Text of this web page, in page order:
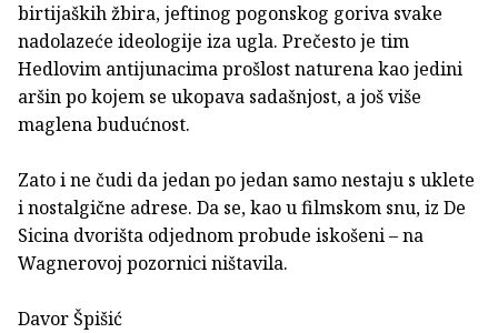
birtijaških žbira, jeftinog pogonskog goriva svake
nadolazeće ideologije iza ugla. Prečesto je tim
Hedlovim antijunacima prošlost naturena kao jedini
aršin po kojem se ukopava sadašnjost, a još više
maglena budućnost.
Zato i ne čudi da jedan po jedan samo nestaju s uklete
i nostalgične adrese. Da se, kao u filmskom snu, iz De
Sicina dvorišta odjednom probude iskošeni – na
Wagnerovoj pozornici ništavila.
Davor Špišić